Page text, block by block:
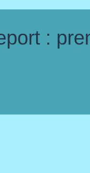
: